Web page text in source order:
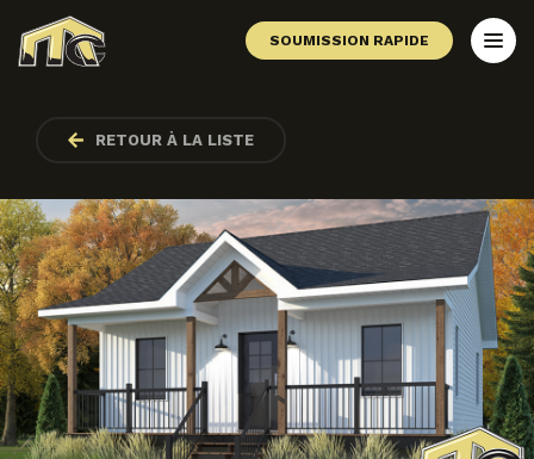
SOUMISSION RAPIDE
RETOUR À LA LISTE